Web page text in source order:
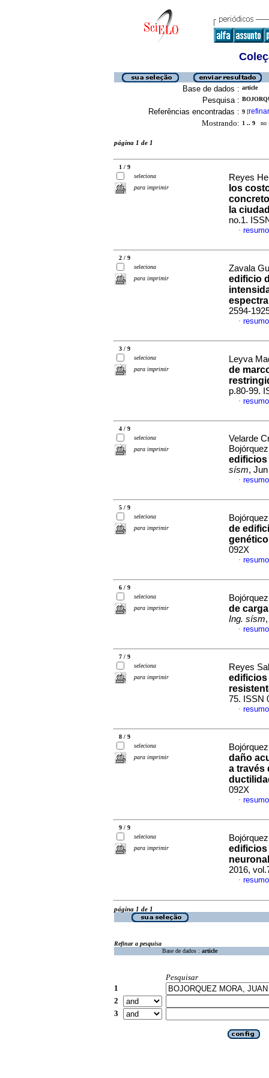
Base de dados : article
Pesquisa :
Referências encontradas : 9 [refinar
Mostrando: 1 .. 9 no
página 1 de 1
1 / 9
seleciona
para imprimir
Reyes
los
la
no.1.
·
2 / 9
seleciona
para imprimir
Zavala
edificio
2594-
·
3 / 9
seleciona
para imprimir
Leyva
de
p.80-99.
·
4 / 9
seleciona
para imprimir
Velarde
edificios
sísm,
·
5 / 9
seleciona
para imprimir
de
092X
·
6 / 9
seleciona
para imprimir
de
Ing. sísm
·
7 / 9
seleciona
para imprimir
Reyes
edificios
75. ISSN
·
8 / 9
seleciona
para imprimir
daño
a través
092X
·
9 / 9
seleciona
para imprimir
edificios
2016,
·
página 1 de 1
Refinar a pesquisa
Base de dados : article
Pesquisar
1
2
3